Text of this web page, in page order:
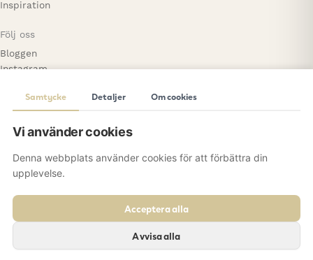
Samtycke Detaljer Om cookies
Vi använder cookies
Denna webbplats använder cookies för att förbättra din
upplevelse.
Acceptera alla
Avvisa alla
Inspiration
Följ oss
Bloggen
Instagram
Pinterest
Kontakta oss
44139 Alingsås
0736 – 97 39 51
hello@sweetsigns.se
© 2026 Sweetsigns. All Rights Reserved.